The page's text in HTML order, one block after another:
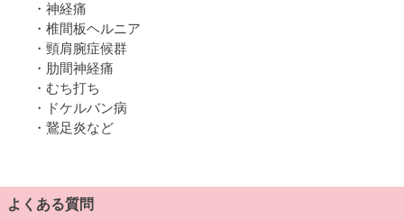
・神経痛
・椎間板ヘルニア
・頸肩腕症候群
・肋間神経痛
・むち打ち
・ドケルバン病
・鵞足炎など
よくある質問